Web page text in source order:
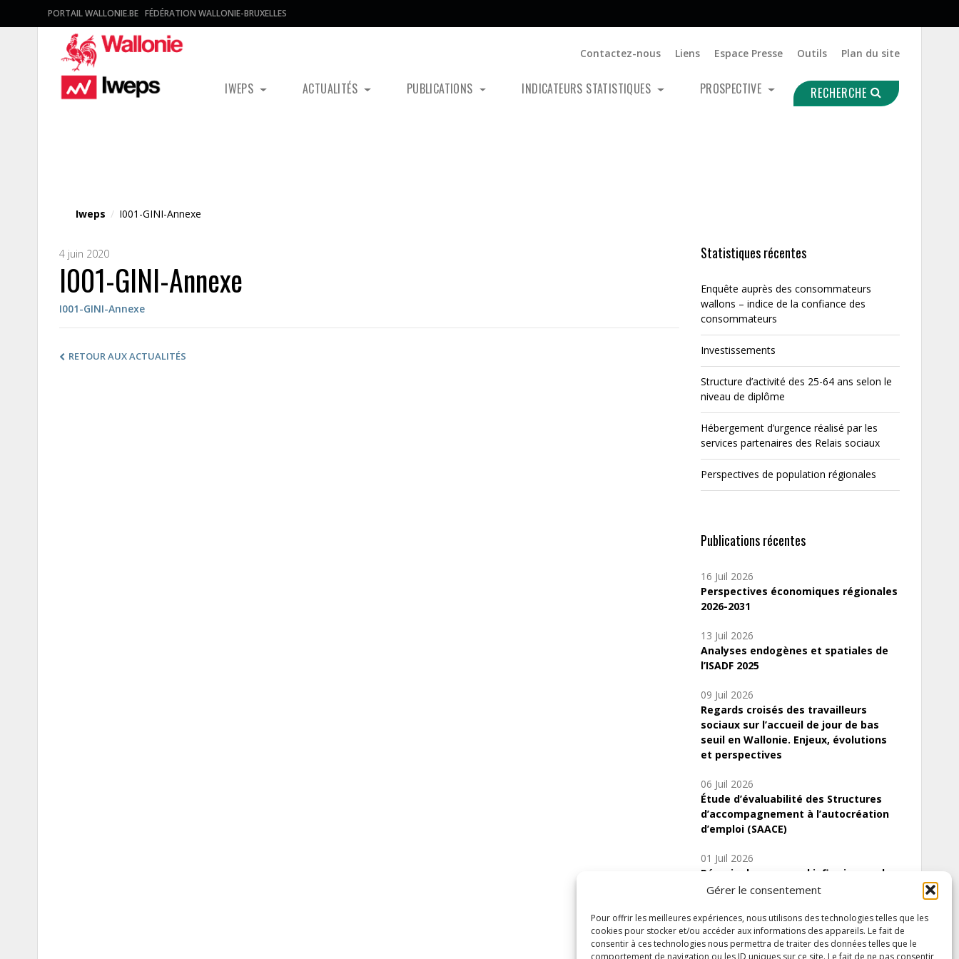
Gérer le consentement
Pour offrir les meilleures expériences, nous utilisons des technologies telles que les
cookies pour stocker et/ou accéder aux informations des appareils. Le fait de
consentir à ces technologies nous permettra de traiter des données telles que le
comportement de navigation ou les ID uniques sur ce site. Le fait de ne pas consentir
PORTAIL WALLONIE.BE FÉDÉRATION WALLONIE-BRUXELLES
Contactez-nous Liens Espace Presse Outils Plan du site
IWEPS ACTUALITÉS PUBLICATIONS INDICATEURS STATISTIQUES PROSPECTIVE RECHERCHE
Iweps / I001-GINI-Annexe
4 juin 2020
I001-GINI-Annexe
I001-GINI-Annexe
RETOUR AUX ACTUALITÉS
Statistiques récentes
Enquête auprès des consommateurs
wallons – indice de la confiance des
consommateurs
Investissements
Structure d’activité des 25-64 ans selon le
niveau de diplôme
Hébergement d’urgence réalisé par les
services partenaires des Relais sociaux
Perspectives de population régionales
Publications récentes
16 Juil 2026
Perspectives économiques régionales
2026-2031
13 Juil 2026
Analyses endogènes et spatiales de
l’ISADF 2025
09 Juil 2026
Regards croisés des travailleurs
sociaux sur l’accueil de jour de bas
seuil en Wallonie. Enjeux, évolutions
et perspectives
06 Juil 2026
Étude d’évaluabilité des Structures
d’accompagnement à l’autocréation
d’emploi (SAACE)
01 Juil 2026
Pénurie du personnel infirmier :quels
indicateurs d’offre de soins pour